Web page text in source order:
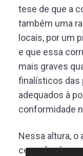
tese de que a
também uma
locais, por um
e que essa
mais graves
finalísticos das
adequados à
conformidade
Nessa altura, o
como